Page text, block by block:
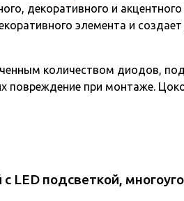
декоративного и
элемента и
количеством диодов,
при монтаже.
LED подсветкой,